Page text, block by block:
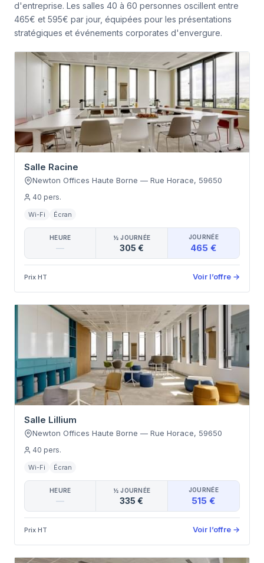
d'entreprise. Les salles 40 à 60 personnes oscillent entre
465€ et 595€ par jour, équipées pour les présentations
stratégiques et événements corporates d'envergure.
Salle Racine
Newton Offices Haute Borne — Rue Horace, 59650
40 pers.
Wi-Fi Écran
HEURE
—
½ JOURNÉE
305 €
JOURNÉE
465 €
Prix HT Voir l’offre →
Salle Lillium
Newton Offices Haute Borne — Rue Horace, 59650
40 pers.
Wi-Fi Écran
HEURE
—
½ JOURNÉE
335 €
JOURNÉE
515 €
Prix HT Voir l’offre →